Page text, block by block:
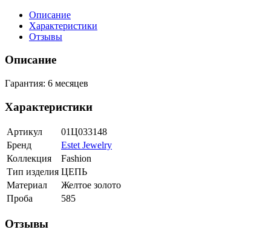
Описание
Характеристики
Отзывы
Описание
Гарантия: 6 месяцев
Характеристики
Артикул
01Ц033148
Бренд
Estet Jewelry
Коллекция
Fashion
Тип изделия ЦЕПЬ
Материал
Желтое золото
Проба
585
Отзывы